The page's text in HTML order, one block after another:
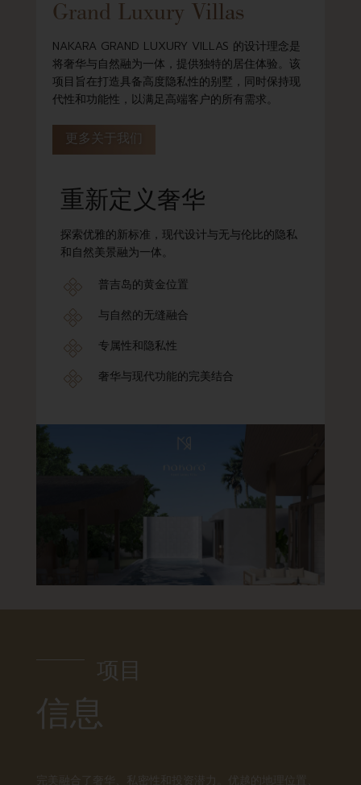
Grand Luxury Villas
NAKARA GRAND LUXURY VILLAS 的设计理念是
将奢华与自然融为一体，提供独特的居住体验。该
项目旨在打造具备高度隐私性的别墅，同时保持现
代性和功能性，以满足高端客户的所有需求。
更多关于我们
重新定义奢华
探索优雅的新标准，现代设计与无与伦比的隐私
和自然美景融为一体。
普吉岛的黄金位置
与自然的无缝融合
专属性和隐私性
奢华与现代功能的完美结合
项目
信息